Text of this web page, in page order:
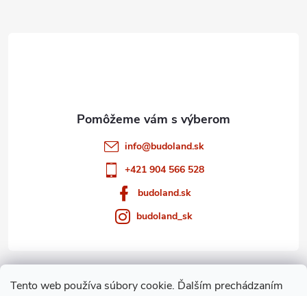
Tento web používa súbory cookie. Ďalším prechádzaním
info@budoland.sk
+421 904 566 528
budoland.sk
budoland_sk
Informácie pre vás